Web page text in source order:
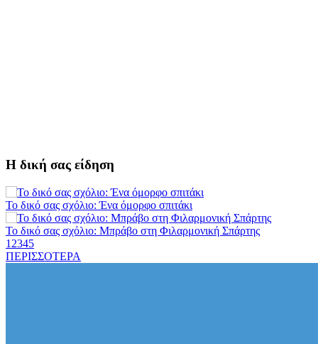
Στον τελικό του Πρωταθλήματος Ελλάδας Beach Soccer ο Π.
Μαρτσούκος
Η Έρη Ρίτσου σχολιάζει τα… τραγελαφικά των «κληρονόμων»
Ο Ήλιος αποκαλύπτει τα μυστικά του: Νέες εικόνες φέρνουν στο
φως άγνωστες «δίνες» στην επιφάνειά του
Η δική σας είδηση
Το δικό σας σχόλιο: Ένα όμορφο σπιτάκι
Το δικό σας σχόλιο: Μπράβο στη Φιλαρμονική Σπάρτης
1 2345
ΠΕΡΙΣΣΟΤΕΡΑ